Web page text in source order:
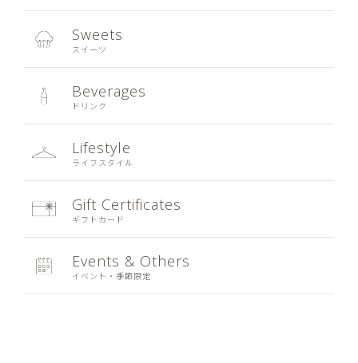
Sweets
スイーツ
Beverages
ドリンク
Lifestyle
ライフスタイル
Gift Certificates
ギフトカード
Events & Others
イベント・季節限定